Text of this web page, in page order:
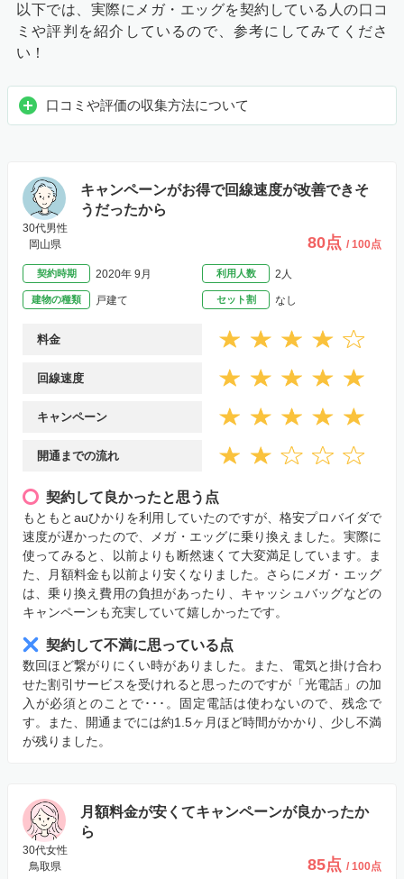
以下では、実際にメガ・エッグを契約している人の口コ
ミや評判を紹介しているので、参考にしてみてくださ
い！
口コミや評価の収集方法について
キャンペーンがお得で回線速度が改善できそ
うだったから
30代男性
岡山県
80点 / 100点
契約時期 2020年 9月 利用人数 2人
建物の種類 戸建て セット割 なし
料金
回線速度
キャンペーン
開通までの流れ
契約して良かったと思う点
もともとauひかりを利用していたのですが、格安プロバイダで
速度が遅かったので、メガ・エッグに乗り換えました。実際に
使ってみると、以前よりも断然速くて大変満足しています。ま
た、月額料金も以前より安くなりました。さらにメガ・エッグ
は、乗り換え費用の負担があったり、キャッシュバッグなどの
キャンペーンも充実していて嬉しかったです。
契約して不満に思っている点
数回ほど繋がりにくい時がありました。また、電気と掛け合わ
せた割引サービスを受けれると思ったのですが「光電話」の加
入が必須とのことで･･･。固定電話は使わないので、残念で
す。また、開通までには約1.5ヶ月ほど時間がかかり、少し不満
が残りました。
月額料金が安くてキャンペーンが良かったか
ら
30代女性
鳥取県
85点 / 100点